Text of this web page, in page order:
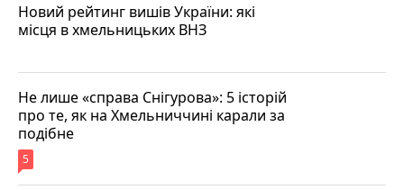
Новий рейтинг вишів України: які
місця в хмельницьких ВНЗ
Не лише «справа Снігурова»: 5 історій
про те, як на Хмельниччині карали за
подібне
5